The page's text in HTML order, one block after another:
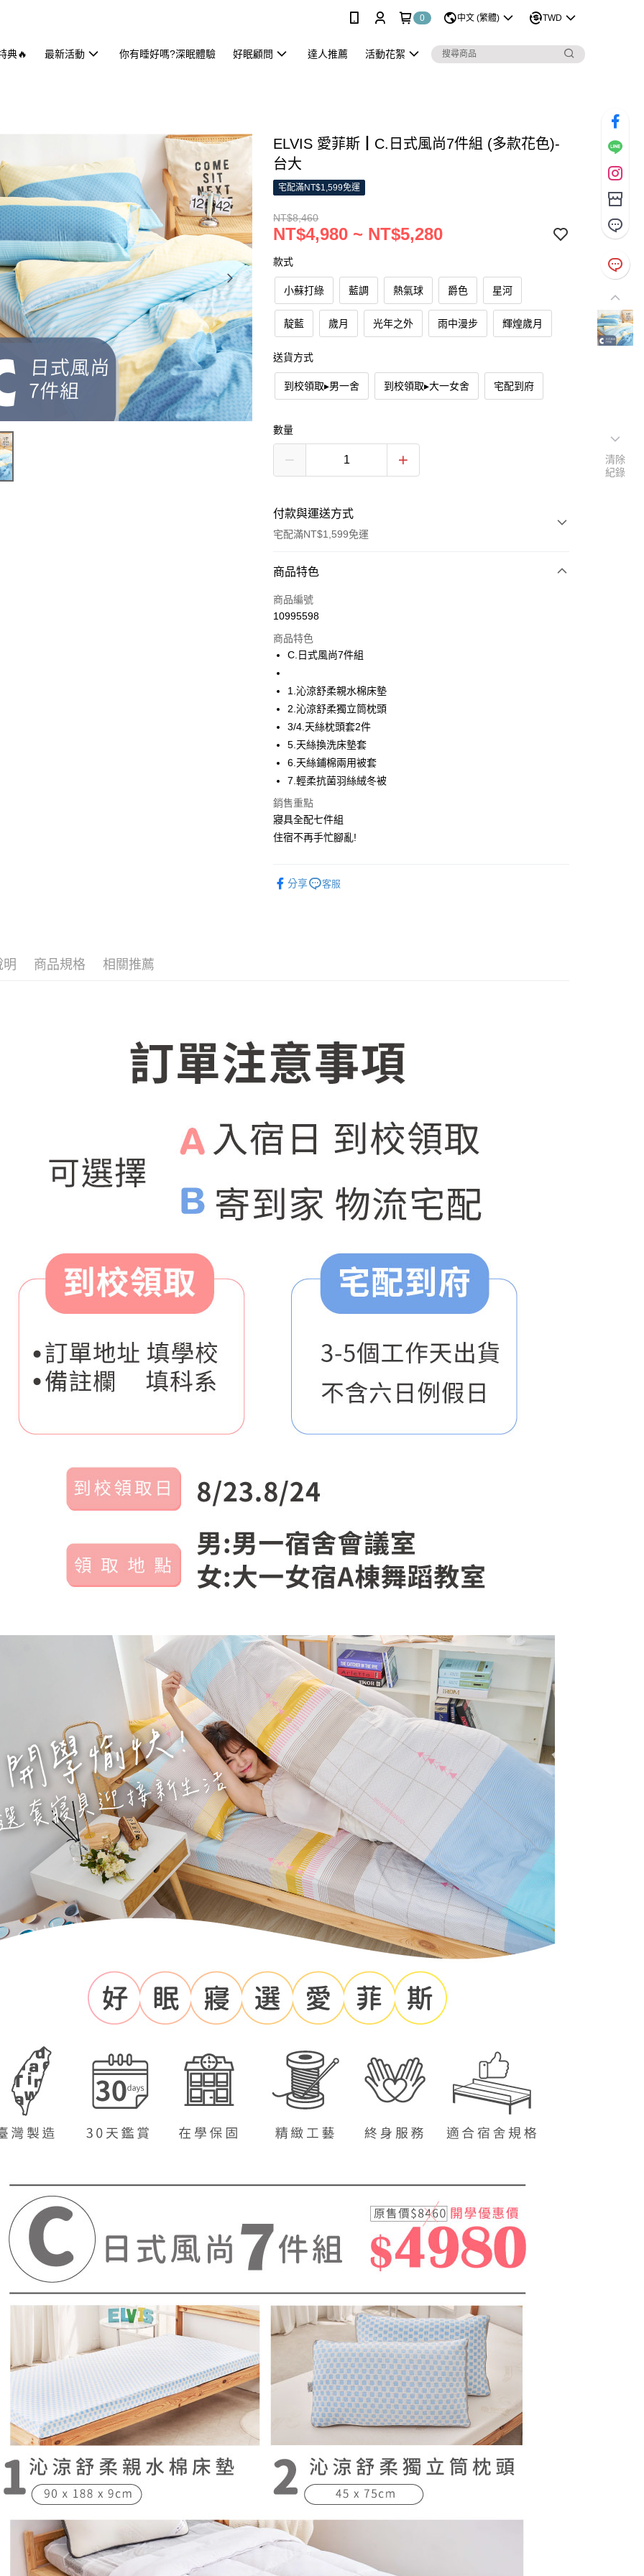
0 中文 (繁體) TWD
典🔥 最新活動 你有睡好嗎?深眠體驗 好眠顧問 達人推薦 活動花絮
ELVIS 愛菲斯┃C.日式風尚7件組 (多款花色)-
台大
宅配滿NT$1,599免運
NT$8,460
NT$4,980 ~ NT$5,280
款式
小蘇打綠 藍調 熱氣球 爵色 星河
靛藍 歲月 光年之外 雨中漫步 輝煌歲月
送貨方式
到校領取▸男一舍 到校領取▸大一女舍 宅配到府
數量
付款與運送方式
宅配滿NT$1,599免運
付款方式
信用卡一次付款
Apple Pay
街口支付
悠遊付
全盈+PAY
運送方式
物流宅配
每筆NT$150，滿NT$1,599(含以上)免運費
商品特色
商品編號
10995598
商品特色
C.日式風尚7件組
1.沁涼舒柔親水棉床墊
2.沁涼舒柔獨立筒枕頭
3/4.天絲枕頭套2件
5.天絲換洗床墊套
6.天絲鋪棉兩用被套
7.輕柔抗菌羽絲絨冬被
銷售重點
寢具全配七件組
住宿不再手忙腳亂!
分享 客服
明 商品規格 相關推薦
清除
紀錄